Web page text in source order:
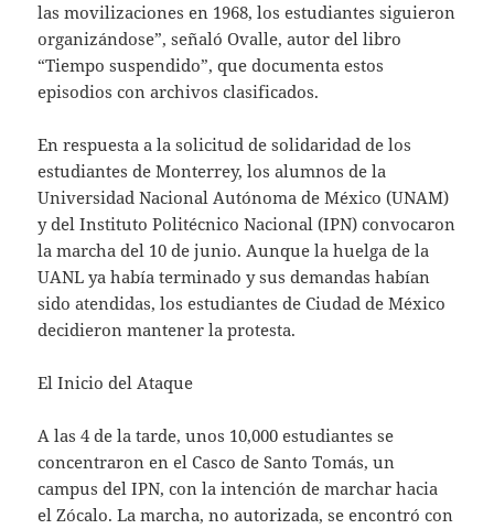
las movilizaciones en 1968, los estudiantes siguieron
organizándose”, señaló Ovalle, autor del libro
“Tiempo suspendido”, que documenta estos
episodios con archivos clasificados.
En respuesta a la solicitud de solidaridad de los
estudiantes de Monterrey, los alumnos de la
Universidad Nacional Autónoma de México (UNAM)
y del Instituto Politécnico Nacional (IPN) convocaron
la marcha del 10 de junio. Aunque la huelga de la
UANL ya había terminado y sus demandas habían
sido atendidas, los estudiantes de Ciudad de México
decidieron mantener la protesta.
El Inicio del Ataque
A las 4 de la tarde, unos 10,000 estudiantes se
concentraron en el Casco de Santo Tomás, un
campus del IPN, con la intención de marchar hacia
el Zócalo. La marcha, no autorizada, se encontró con